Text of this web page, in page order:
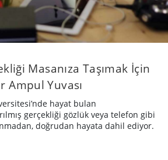
Masanıza Taşımak İçin
Ampul Yuvası
hayat bulan
gerçekliği gözlük veya telefon gibi
doğrudan hayata dahil ediyor.